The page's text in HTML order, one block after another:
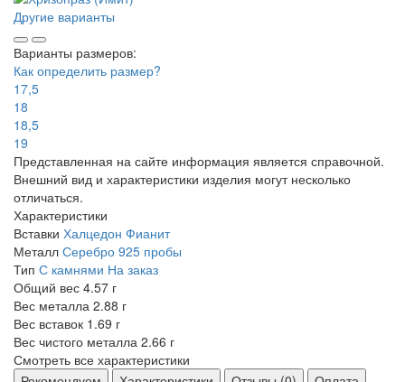
Другие варианты
Варианты размеров:
Как определить размер?
17,5
18
18,5
19
Представленная на сайте информация является справочной.
Внешний вид и характеристики изделия могут несколько
отличаться.
Характеристики
Вставки Халцедон Фианит
Металл Серебро 925 пробы
Тип С камнями На заказ
Общий вес 4.57 г
Вес металла 2.88 г
Вес вставок 1.69 г
Вес чистого металла 2.66 г
Смотреть все характеристики